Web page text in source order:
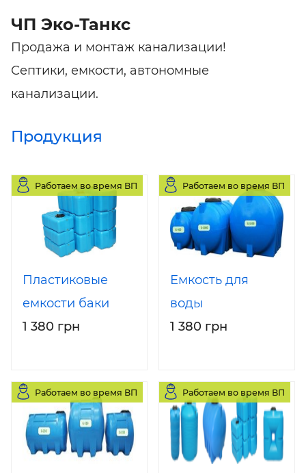
ЧП Эко-Танкс
Продажа и монтаж канализации!
Септики, емкости, автономные
канализации.
Продукция
Работаем во время ВП
Пластиковые
емкости баки
1 380 грн
Работаем во время ВП
Емкость для
воды
1 380 грн
Работаем во время ВП Работаем во время ВП